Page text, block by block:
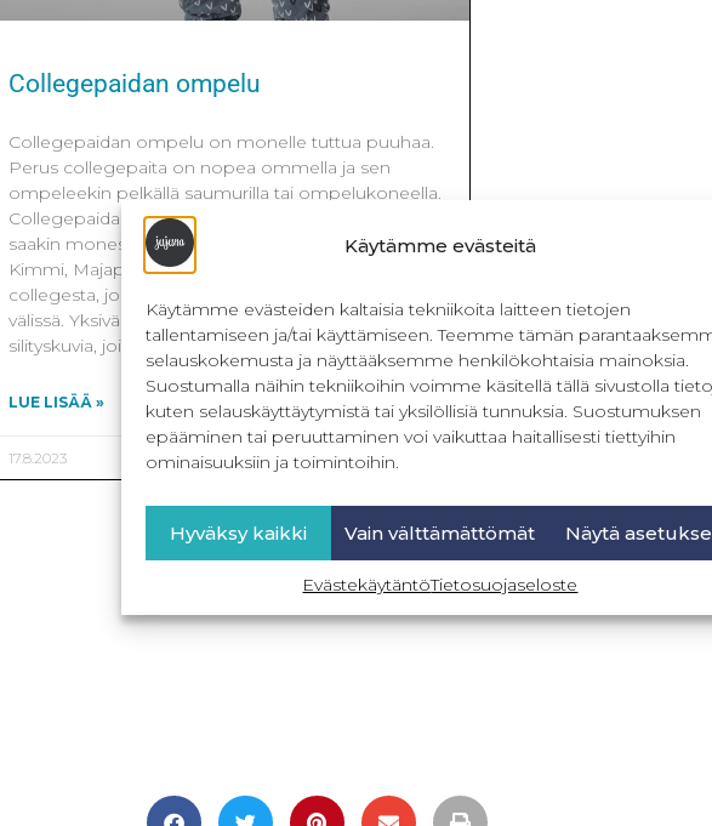
Käytämme evästeitä
Käytämme evästeiden kaltaisia tekniikoita laitteen tietojen
tallentamiseen ja/tai käyttämiseen. Teemme tämän
selauskokemusta ja näyttääksemme henkilökohtaisia mainoksia.
Suostumalla näihin tekniikoihin voimme käsitellä tällä sivustolla
kuten selauskäyttäytymistä tai yksilöllisiä tunnuksia. Suostumuksen
epääminen tai peruuttaminen voi vaikuttaa haitallisesti tiettyihin
ominaisuuksiin ja toimintoihin.
Hyväksy kaikki Vain välttämättömät Näytä
EvästekäytäntöTietosuojaseloste
Collegepaidan ompelu
Collegepaidan ompelu on monelle tuttua puuhaa.
Perus collegepaita on nopea ommella ja sen
ompeleekin pelkällä saumurilla tai ompelukoneella.
Collegepaidan kankaaksi sopii joustocollege, jota
saakin monesta eri paikasta (esim. Myllymuksut,
Kimmi, Majapuu) Pidän itse hieman paksummasta
collegesta, jonka neliöpaino huitelee 250-300 g
välissä. Yksiväriseen collegepaitaan voi kiinnittää
silityskuvia, joita on saatavilla
LUE LISÄÄ »
17.8.2023